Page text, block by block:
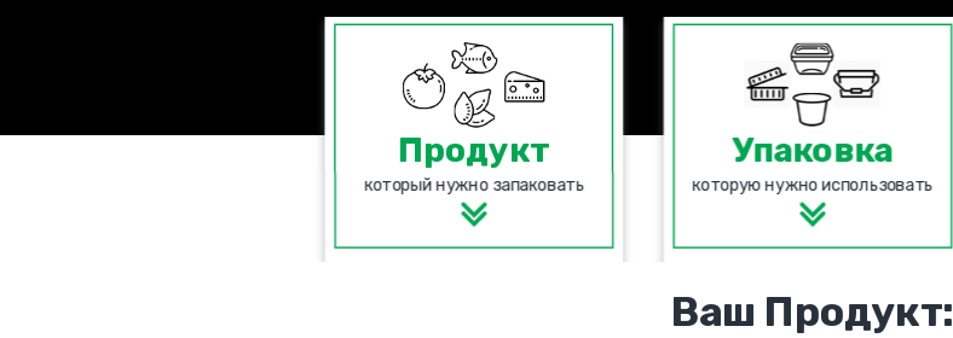
Продукт
который нужно запаковать
Упаковка
которую нужно использовать
Ваш Продукт: